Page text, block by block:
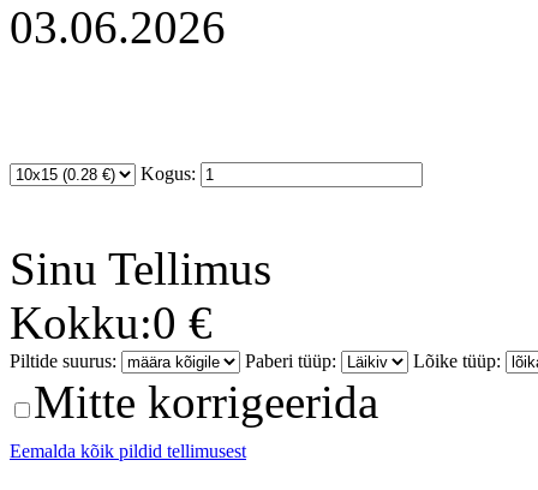
03.06.2026
Kogus:
Sinu Tellimus
Kokku:0 €
Piltide suurus: Paberi tüüp: Lõike tüüp:
Mitte korrigeerida
Eemalda kõik pildid tellimusest